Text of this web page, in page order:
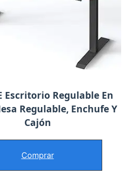
Escritorio Regulable En
Regulable, Enchufe Y
Cajón
Comprar